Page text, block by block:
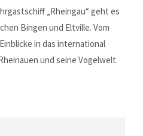
„Rheingau“ geht es
Bingen und Eltville. Vom
in das international
und seine Vogelwelt.